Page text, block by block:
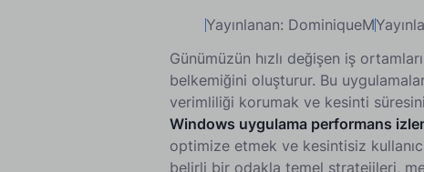
Yayınlanan: DominiqueM
Günümüzün hızlı değişen iş
belkemiğini oluşturur. Bu
verimliliği korumak ve kesinti
Windows uygulama performans
optimize etmek ve kesintisiz
belirli bir odakla temel stratejileri,